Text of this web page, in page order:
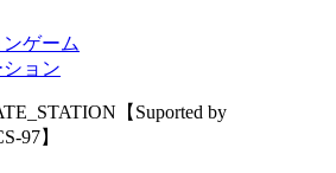
ゲーム
ョン